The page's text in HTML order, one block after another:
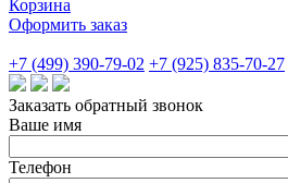
Корзина
Оформить заказ
+7 (499) 390-79-02 +7 (925) 835-70-27
Заказать обратный звонок
Ваше имя
Телефон